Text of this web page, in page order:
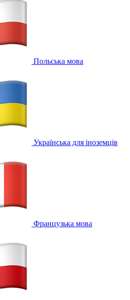
Польська мова
Українська для іноземців
Французька мова